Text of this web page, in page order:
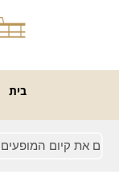
בית
קיום המופעים.